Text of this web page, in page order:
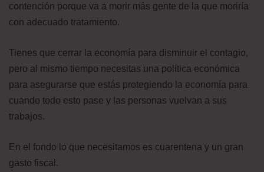
contención porque va a morir más gente de la que moriría
con adecuado tratamiento.
Tienes que cerrar la economía para disminuir el contagio,
pero al mismo tiempo necesitas una política económica
para asegurarse que estás protegiendo la economía para
cuando todo esto pase y las personas vuelvan a sus
trabajos.
En el fondo lo que necesitamos es cuarentena y un gran
gasto fiscal.